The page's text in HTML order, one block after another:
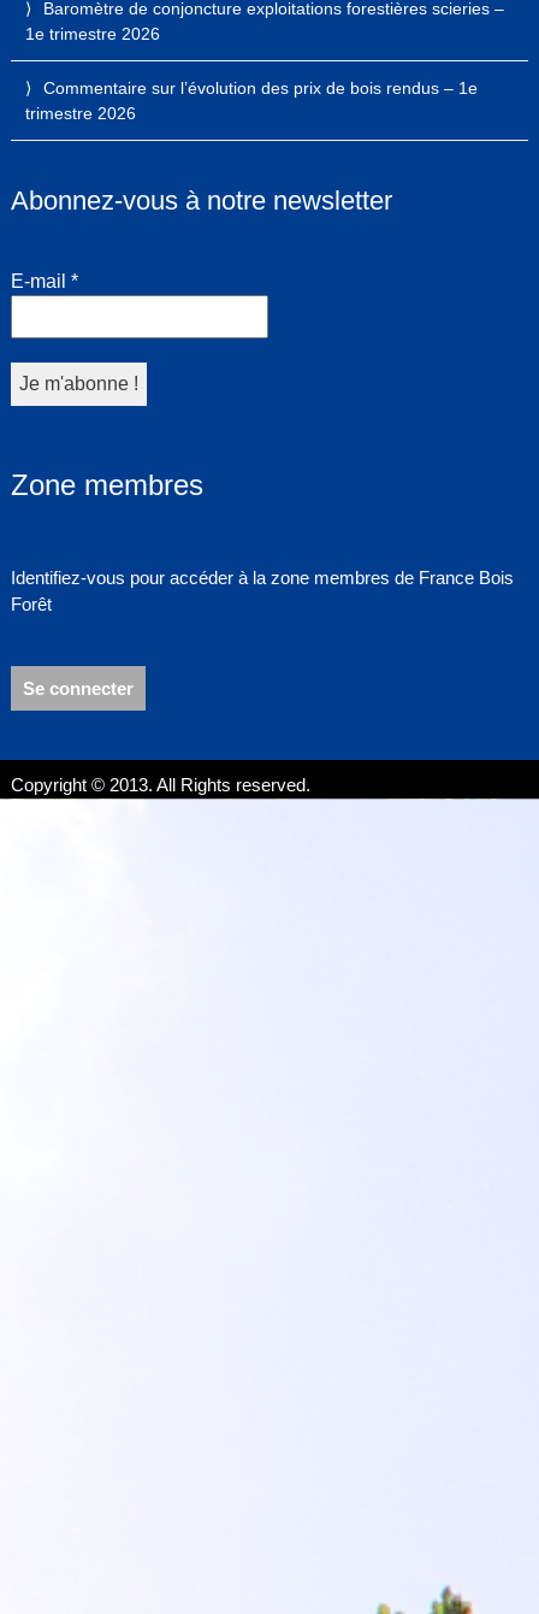
Baromètre de conjoncture exploitations forestières scieries –
1e trimestre 2026
Commentaire sur l’évolution des prix de bois rendus – 1e
trimestre 2026
Abonnez-vous à notre newsletter
E-mail *
Zone membres
Identifiez-vous pour accéder à la zone membres de France Bois
Forêt
Se connecter
Copyright © 2013. All Rights reserved.